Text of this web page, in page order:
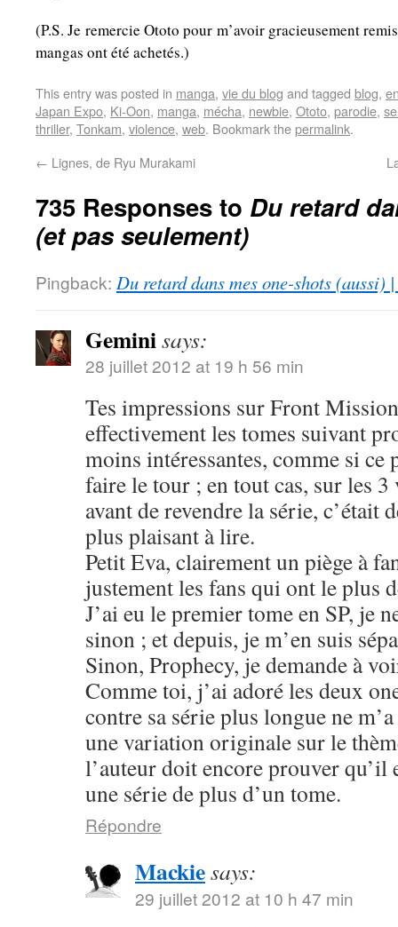
(P.S. Je remercie Ototo pour m’avoir gracieusement
mangas ont été achetés.)
This entry was posted in manga, vie du blog and tagged blog,
Japan Expo, Ki-Oon, manga, mécha, newbie, Ototo, parodie,
thriller, Tonkam, violence, web. Bookmark thepermalink.
← Lignes, de Ryu Murakami
735 Responses to Du retard
(et pas seulement)
Pingback: Du retard dans mes one-shots (aussi)
Geminisays:
28 juillet 2012 at 19 h 56 min
Tes impressions sur Front
effectivement les tomes suivant
moins intéressantes, comme si
faire le tour ; en tout cas, sur les
avant de revendre la série, c’était
plus plaisant à lire.
Petit Eva, clairement un piège à
justement les fans qui ont le plus
J’ai eu le premier tome en SP, je
sinon ; et depuis, je m’en suis
Sinon, Prophecy, je demande à
Comme toi, j’ai adoré les deux
contre sa série plus longue ne
une variation originale sur le
l’auteur doit encore prouver qu’il
une série de plus d’un tome.
Répondre
Mackiesays:
29 juillet 2012 at 10 h 47 min